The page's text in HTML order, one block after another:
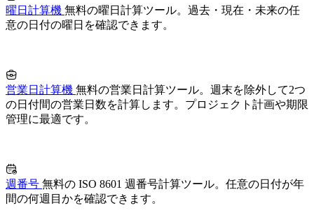
曜日計算機 無料の曜日計算ツール。過去・現在・未来の任
意の日付の曜日を確認できます。
営業日計算機 無料の営業日計算ツール。週末を除外して2つ
の日付間の営業日数を計算します。プロジェクト計画や期限
管理に最適です。
週番号 無料の ISO 8601 週番号計算ツール。任意の日付が年
間の何週目かを確認できます。